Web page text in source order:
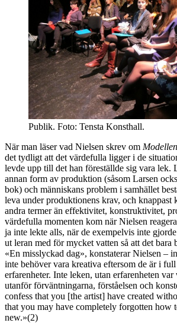
Publik. Foto: Tensta Konsthall.
När man läser vad Nielsen skrev om Modellen
det tydligt att det värdefulla ligger i de
levde upp till det han föreställde sig vara lek.
annan form av produktion (såsom Larsen
bok) och människans problem i samhället
leva under produktionens krav, och knappast
andra termer än effektivitet, konstruktivitet,
värdefulla momenten kom när Nielsen
ja inte lekte alls, när de exempelvis inte
ut leran med för mycket vatten så att det bara
«En misslyckad dag», konstaterar Nielsen –
inte behöver vara kreativa eftersom de är i
erfarenheter. Inte leken, utan erfarenheten
utanför förväntningarna, förståelsen och
confess that you [the artist] have created
that you may have completely forgotten how
new.»(2)